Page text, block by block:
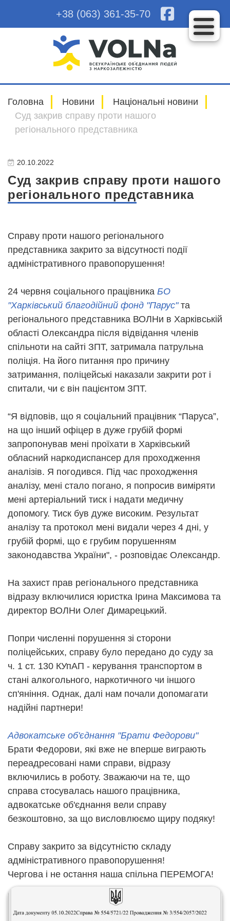
+38 (063) 361-35-70
Головна Новини
Національні новини
Суд закрив справу проти нашого
регіонального представника
20.10.2022
Суд закрив справу проти нашого
регіонального представника
Справу проти нашого регіонального
представника закрито за відсутності події
адміністративного правопорушення!
24 червня соціального працівника БО
"Харківський благодійний фонд "Парус"та
регіонального представника ВОЛНи в Харківській
області Олександра після відвідання членів
спільноти на сайті ЗПТ, затримала патрульна
поліція. На його питання про причину
затримання, поліцейські наказали закрити рот і
спитали, чи є він пацієнтом ЗПТ.
“Я відповів, що я соціальний працівник “Паруса”,
на що інший офіцер в дуже грубій формі
запропонував мені проїхати в Харківський
обласний наркодиспансер для проходження
аналізів. Я погодився. Під час проходження
аналізу, мені стало погано, я попросив виміряти
мені артеріальний тиск і надати медичну
допомогу. Тиск був дуже високим. Результат
аналізу та протокол мені видали через 4 дні, у
грубій формі, що є грубим порушенням
законодавства України", - розповідає Олександр.
На захист прав регіонального представника
відразу включилися юристка Ірина Максимова та
директор ВОЛНи Олег Димарецький.
Попри численні порушення зі сторони
поліцейських, справу було передано до суду за
ч. 1 ст. 130 КУпАП - керування транспортом в
стані алкогольного, наркотичного чи іншого
сп'яніння. Однак, далі нам почали допомагати
надійні партнери!
Адвокатське об'єднання "Брати Федорови"
Брати Федорови, які вже не вперше виграють
переадресовані нами справи, відразу
включились в роботу. Зважаючи на те, що
справа стосувалась нашого працівника,
адвокатське об'єднання вели справу
безкоштовно, за що висловлюємо щиру подяку!
Справу закрито за відсутністю складу
адміністративного правопорушення!
Чергова і не остання наша спільна ПЕРЕМОГА!